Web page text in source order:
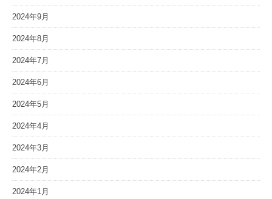
2024年9月
2024年8月
2024年7月
2024年6月
2024年5月
2024年4月
2024年3月
2024年2月
2024年1月